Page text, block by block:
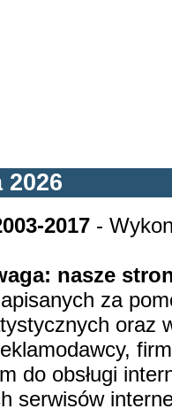
2026
2017-
nasze
za
oraz
do obsługi
serwisów